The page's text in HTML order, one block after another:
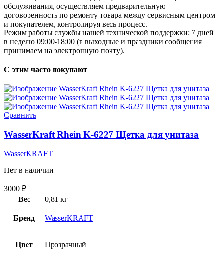
обслуживания, осуществляем предварительную
договоренность по ремонту товара между сервисным центром
и покупателем, контролируя весь процесс.
Режим работы службы нашей технической поддержки: 7 дней
в неделю 09:00-18:00 (в выходные и праздники сообщения
принимаем на электронную почту).
С этим часто покупают
Сравнить
WasserKraft Rhein K-6227 Щетка для унитаза
WasserKRAFT
Нет в наличии
3000 ₽
Вес
0,81 кг
Бренд WasserKRAFT
Цвет Прозрачный